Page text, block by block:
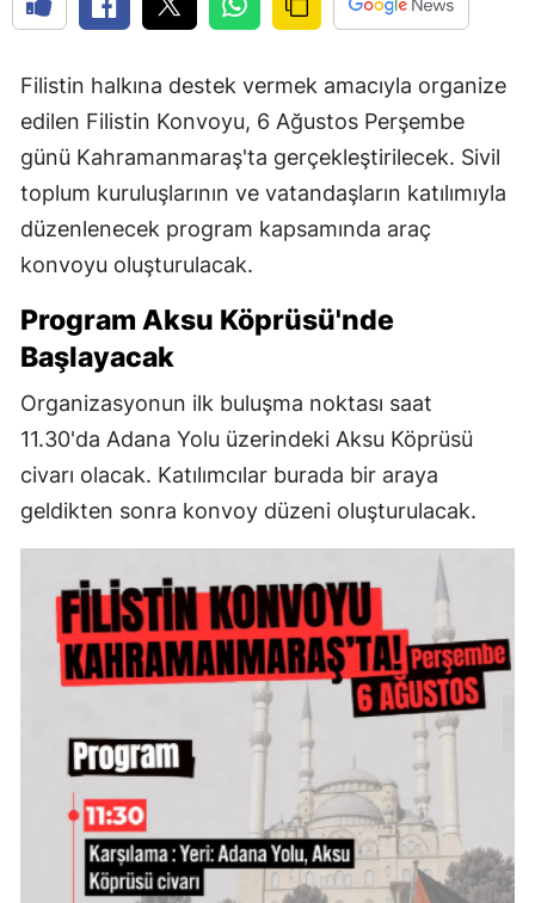
Filistin halkına destek vermek amacıyla organize
edilen Filistin Konvoyu, 6 Ağustos Perşembe
günü Kahramanmaraş'ta gerçekleştirilecek. Sivil
toplum kuruluşlarının ve vatandaşların katılımıyla
düzenlenecek program kapsamında araç
konvoyu oluşturulacak.
Program Aksu Köprüsü'nde
Başlayacak
Organizasyonun ilk buluşma noktası saat
11.30'da Adana Yolu üzerindeki Aksu Köprüsü
civarı olacak. Katılımcılar burada bir araya
geldikten sonra konvoy düzeni oluşturulacak.